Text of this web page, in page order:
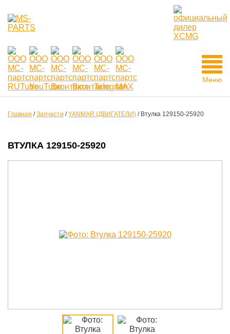
Меню
Главная /Запчасти /YANMAR (ДВИГАТЕЛИ) / Втулка 129150-25920
ВТУЛКА 129150-25920